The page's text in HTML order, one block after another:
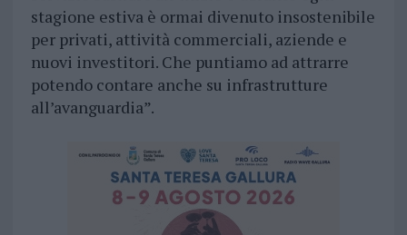
stagione estiva è ormai divenuto insostenibile
per privati, attività commerciali, aziende e
nuovi investitori. Che puntiamo ad attrarre
potendo contare anche su infrastrutture
all’avanguardia”.